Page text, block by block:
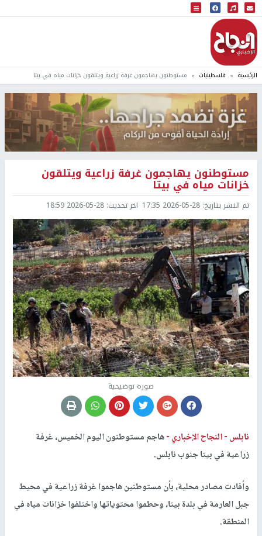
البث المباشر
إذاعة النجاح
الرئيسية فلسطينيات مستوطنون يهاجمون غرفة زراعية ويتلقون خزانات مياه في بيتا
مستوطنون يهاجمون غرفة زراعية ويتلقون
خزانات مياه في بيتا
تم النشر بتاريخ: 2026-05-28 17:35 اخر تحديث: 2026-05-28 18:59
صورة توضيحية
نابلس -النجاح الإخباري -هاجم مستوطنون اليوم الخميس، غرفة
زراعية في بيتا جنوب نابلس.
وأفادت مصادر محلية، بأن مستوطنين هاجموا غرفة زراعية في محيط
جبل العارمة في بلدة بيتا، وحطموا محتوياتها واختلفوا خزانات مياه في
المنطقة.